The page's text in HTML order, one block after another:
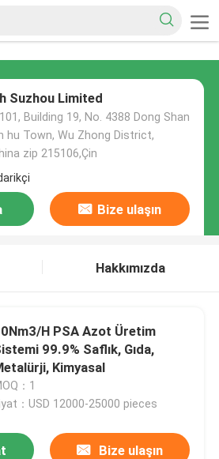
Suzhou Limited
Building 19, No. 4388 Dong Shan
hu Town, Wu Zhong District,
zip 215106,Çin
Bize ulaşın
Hakkımızda
H PSA Azot Üretim
99.9% Saflık, Gıda,
Kimyasal
：1
：USD 12000-25000 pieces
Bize ulaşın